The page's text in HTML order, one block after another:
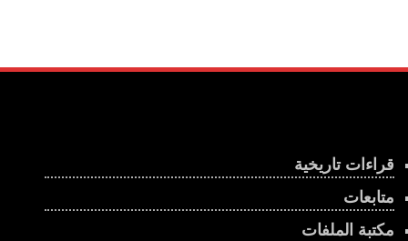
انتهاكات مستمرة في الغابون
قراءات تاريخية
متابعات
مكتبة الملفات